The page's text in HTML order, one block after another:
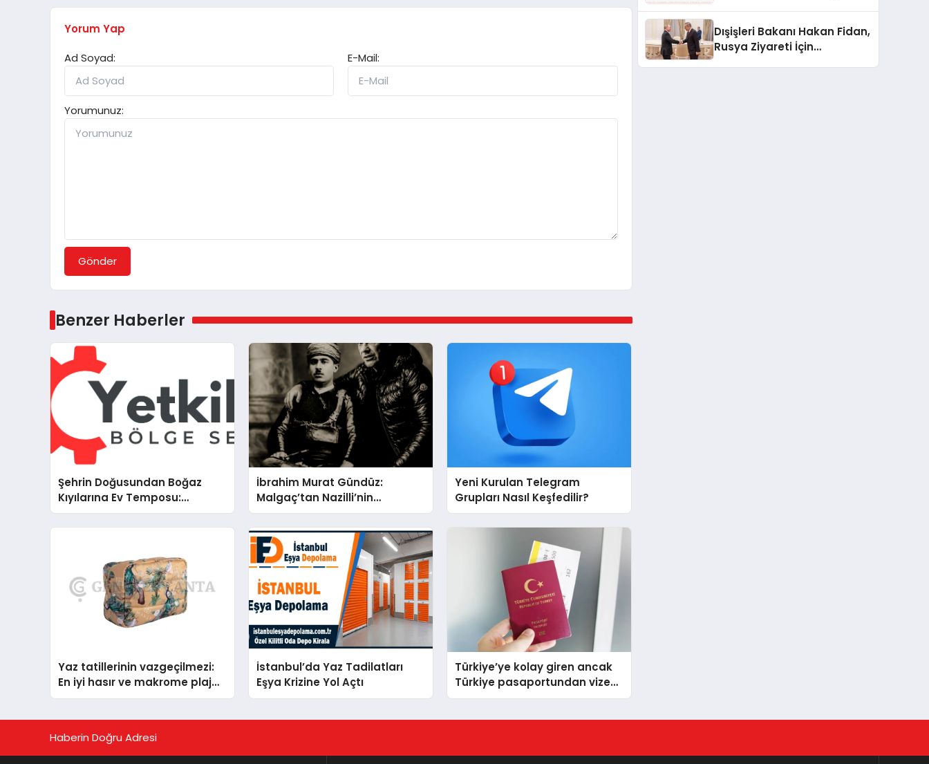
Yorum Yap
Ad Soyad:
E-Mail:
Yorumunuz:
Gönder
Benzer Haberler
Şehrin Doğusundan Boğaz
Kıyılarına Ev Temposu:
İstanbul’un Beş Önemli
Semtinde Teknik Servis
İbrahim Murat Gündüz:
Malgaç’tan Nazilli’nin
Kurtuluşuna Ese Efe’nin İzinde
Bir Ülkücü Duruş
Yeni Kurulan Telegram
Grupları Nasıl Keşfedilir?
Yaz tatillerinin vazgeçilmezi:
En iyi hasır ve makrome plaj
çantası tavsiyeleri
İstanbul’da Yaz Tadilatları
Eşya Krizine Yol Açtı
Türkiye’ye kolay giren ancak
Türkiye pasaportundan vize
isteyen ülkeler hangileri?
Dışişleri Bakanı Hakan Fidan,
Rusya Ziyareti İçin
Haberin Doğru Adresi